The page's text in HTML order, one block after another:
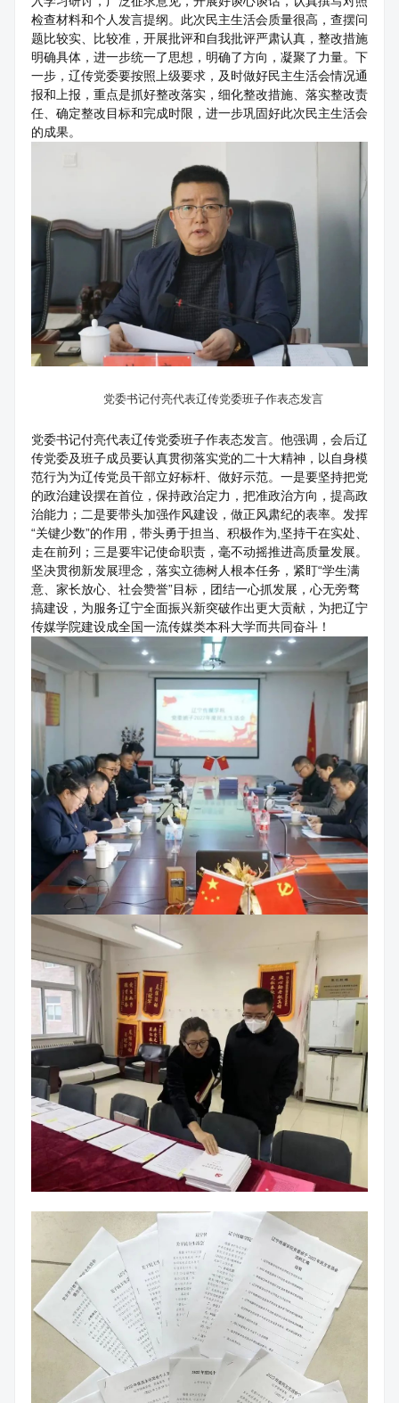
检查材料和个人发言提纲。此次民主生活会质量很高，查摆问
题比较实、比较准，开展批评和自我批评严肃认真，整改措施
明确具体，进一步统一了思想，明确了方向，凝聚了力量。下
一步，辽传党委要按照上级要求，及时做好民主生活会情况通
报和上报，重点是抓好整改落实，细化整改措施、落实整改责
任、确定整改目标和完成时限，进一步巩固好此次民主生活会
的成果。
党委书记付亮代表辽传党委班子作表态发言
党委书记付亮代表辽传党委班子作表态发言。他强调，会后辽
传党委及班子成员要认真贯彻落实党的二十大精神，以自身模
范行为为辽传党员干部立好标杆、做好示范。一是要坚持把党
的政治建设摆在首位，保持政治定力，把准政治方向，提高政
治能力；二是要带头加强作风建设，做正风肃纪的表率。发挥
“关键少数”的作用，带头勇于担当、积极作为,坚持干在实处、
走在前列；三是要牢记使命职责，毫不动摇推进高质量发展。
坚决贯彻新发展理念，落实立德树人根本任务，紧盯“学生满
意、家长放心、社会赞誉”目标，团结一心抓发展，心无旁骛
搞建设，为服务辽宁全面振兴新突破作出更大贡献，为把辽宁
传媒学院建设成全国一流传媒类本科大学而共同奋斗！